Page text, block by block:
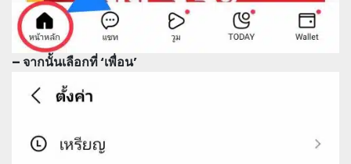
– จากนั้นเลือกที่ ‘เพื่อน’